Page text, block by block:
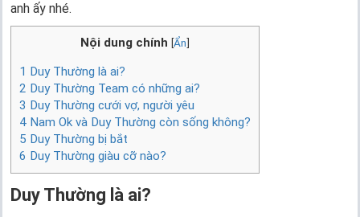
anh ấy nhé.
Nội dung chính [Ẩn]
1 Duy Thường là ai?
2 Duy Thường Team có những ai?
3 Duy Thường cưới vợ, người yêu
4 Nam Ok và Duy Thường còn sống không?
5 Duy Thường bị bắt
6 Duy Thường giàu cỡ nào?
Duy Thường là ai?